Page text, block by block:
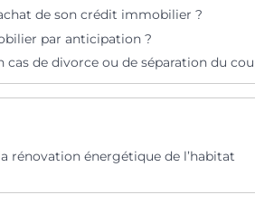
de son crédit immobilier ?
par anticipation ?
de divorce ou de séparation du
rénovation énergétique de l’habitat